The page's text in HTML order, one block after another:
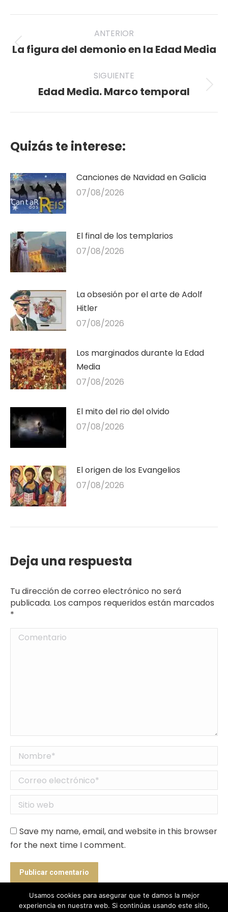
TwitterPinterestFacebookLinkedInWhatsApp
Navegación
entre
publicaciones
ANTERIOR
Publicación
La figura del demonio en la Edad Media
SIGUIENTE
Publicación
Edad Media. Marco temporal
Quizás te interese:
Canciones de Navidad en Galicia
07/08/2026
El final de los templarios
07/08/2026
La obsesión por el arte de Adolf
Hitler
07/08/2026
Los marginados durante la Edad
Media
07/08/2026
El mito del rio del olvido
07/08/2026
El origen de los Evangelios
07/08/2026
Deja una respuesta
Tu dirección de correo electrónico no será
publicada. Los campos requeridos están marcados
*
Comentario
Nombre *
Correo electrónico *
Sitio web
Save my name, email, and website in this browser
for the next time I comment.
Publicar comentario
Usamos cookies para asegurar que te damos la mejor
experiencia en nuestra web. Si continúas usando este sitio,